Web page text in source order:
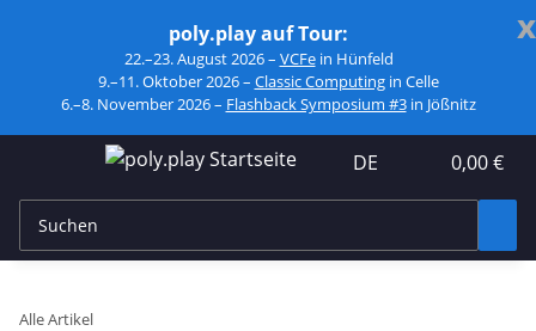
x
poly.play auf Tour:
22.–23. August 2026 – VCFein Hünfeld
9.–11. Oktober 2026 – Classic Computingin Celle
6.–8. November 2026 – Flashback Symposium #3in Jößnitz
DE 0,00 €
Alle Artikel